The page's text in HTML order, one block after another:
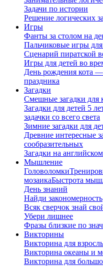
Задачи по истории
Решение логических
Игры
Фанты за столом на
Пальчиковые игры
Сценарий пиратской
Игры для детей во
День рождения кота —
праздника
Загадки
Смешные загадки для
Загадки для детей 5
задачки со всего света
Зимние загадки для
Древние интересные
сообразительных
Загадки на
Мышление
Головоломки
мозаикаБыстрота
День знаний
Найди закономерность
Всяк сверчок знай
Убери лишнее
Фразы близкие по
Викторины
Викторина для
Викторина океаны и
Викторина для